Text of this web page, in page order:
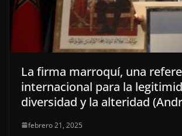
La firma marroquí, una
internacional para la
diversidad y la alteridad
febrero 21, 2025